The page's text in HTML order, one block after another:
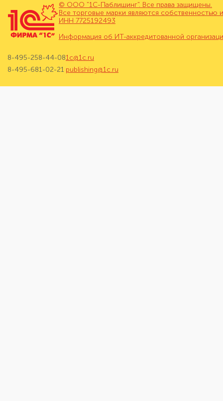
© ООО "1С-Паблишинг". Все права защищены.
Все торговые марки являются собственностью
ИНН 7725192493
Информация об ИТ-аккредитованной
8-495-258-44-08
8-495-681-02-21
1c@1c.ru
publishing@1c.ru